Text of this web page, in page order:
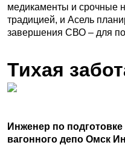
медикаменты и срочные
традицией, и Асель
завершения СВО – для
Тихая
Инженер по
вагонного депо Омск